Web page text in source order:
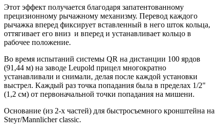
Этот эффект получается благодаря запатентованному
прецизионному рычажному механизму. Перевод каждого
рычажка вперед фиксирует вставленный в него шток кольца,
оттягивает его вниз и вперед и устанавливает кольцо в
рабочее положение.
Во время испытаний системы QR на дистанции 100 ярдов
(91,44 м) на заводе Leupold прицел многократно
устанавливали и снимали, делая после каждой установки
выстрел. Kаждый раз точка попадания была в пределах 1/2"
(1,2 см) от первоначальной точки попадания на мишени.
Основание (из 2-х частей) для быстросъемного кронштейна на
Steyr/Mannlicher classic.